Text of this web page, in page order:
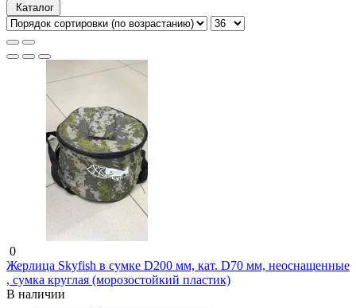
Каталог
0
Жерлица Skyfish в сумке D200 мм, кат. D70 мм, неоснащенные
, сумка круглая (морозостойкий пластик)
В наличии